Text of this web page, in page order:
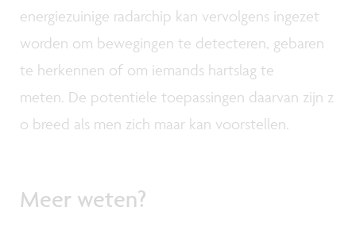
energiezuinige radarchip kan vervolgens ingezet
worden om bewegingen te detecteren, gebaren
te herkennen of om iemands hartslag te
meten. De potentiële toepassingen daarvan zijn z
o breed als men zich maar kan voorstellen.
Meer weten?